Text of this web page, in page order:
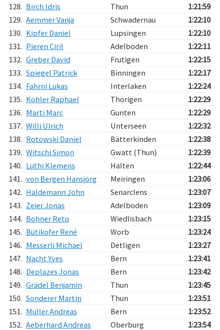
128. Birch Idris Thun
1:21:59
129. Aemmer Vanja Schwadernau
1:22:10
130. Kipfer Daniel Lupsingen
1:22:10
131. Pieren Ciril Adelboden
1:22:11
132. Greber David Frutigen
1:22:15
133. Spiegel Patrick Binningen
1:22:17
134. Fahrni Lukas Interlaken
1:22:24
135. Kohler Raphael Thörigen
1:22:29
136. Marti Marc Gunten
1:22:29
137. Willi Ulrich Unterseen
1:22:32
138. Rotowski Daniel Bätterkinden
1:22:38
139. Witschi Simon Gwatt (Thun)
1:22:39
140. Lüthi Klemens Halten
1:22:44
141. von Bergen Hansjörg Meiringen
1:23:06
142. Haldemann John Senarclens
1:23:07
143. Zeier Jonas Adelboden
1:23:09
144. Bohner Reto Wiedlisbach
1:23:15
145. Bütikofer René Worb
1:23:24
146. Messerli Michael Detligen
1:23:27
147. Nacht Yves Bern
1:23:41
148. Deplazes Jonas Bern
1:23:42
149. Grädel Benjamin Thun
1:23:45
150. Sonderer Martin Thun
1:23:51
151. Müller Andreas Bern
1:23:52
152. Aeberhard Andreas Oberburg
1:23:54